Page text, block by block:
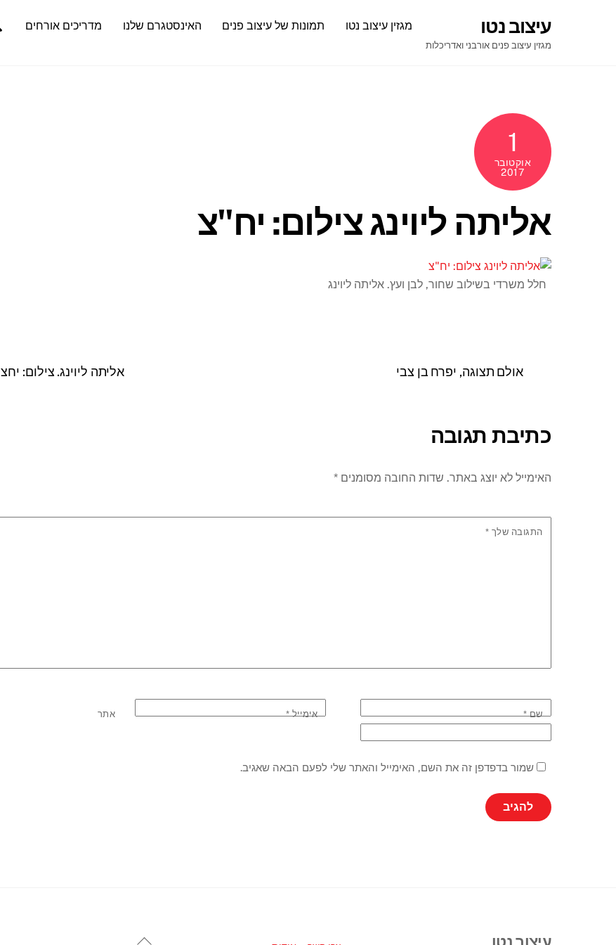
עיצוב נטו
מגזין עיצוב פנים אורבני ואדריכלות
מגזין עיצוב נטו תמונות של עיצוב פנים האינסטגרם שלנו מדריכים אורחים
1
אוקטובר
2017
אליתה ליוינג צילום: יח"צ
חלל משרדי בשילוב שחור, לבן ועץ. אליתה ליוינג
אולם תצוגה, יפרח בן צבי אליתה ליוינג. צילום: יחצ
כתיבת תגובה
האימייל לא יוצג באתר. שדות החובה מסומנים *
התגובה שלך *
שם* אימייל* אתר
שמור בדפדפן זה את השם, האימייל והאתר שלי לפעם הבאה שאגיב.
Back